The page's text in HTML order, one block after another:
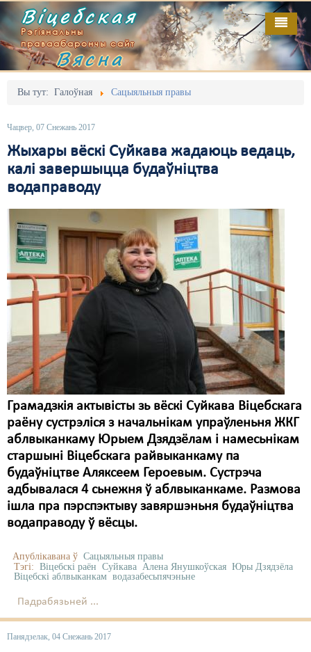
Віцебская
Рэгіянальны
праваабарончы сайт
Вясна
Вы тут: Галоўная Сацыяльныя правы
Чацвер, 07 Снежань 2017
Жыхары вёскі Суйкава жадаюць ведаць,
калі завершыцца будаўніцтва
водаправоду
Грамадзкія актывісты зь вёскі Суйкава Віцебскага
раёну сустрэліся з начальнікам упраўленьня ЖКГ
аблвыканкаму Юрыем Дзядзёлам і намесьнікам
старшыні Віцебскага райвыканкаму па
будаўніцтве Аляксеем Героевым. Сустрэча
адбывалася 4 сьнежня ў аблвыканкаме. Размова
ішла пра пэрспэктыву завяршэньня будаўніцтва
водаправоду ў вёсцы.
Апублікавана ў Сацыяльныя правы
Тэгі: Віцебскі раён Суйкава Алена Янушкоўская Юры Дзядзёла
Віцебскі аблвыканкам водазабесьпячэньне
Падрабязьней ...
Панядзелак, 04 Снежань 2017
Галоўная
Адміністрацыйны перасьлед
Безбар'ернае асяродзьдзе
Выбары
Дзяржава
Дыскрымінацыя
Затрыманьні
Карная псыхіятрыя
КПЧ ААН
Культурныя правы
ЛПП
Мігранты
Мірныя сходы
Палітвязьні
Праваабаронцы
Пэнітэнцыярная сыстэма
Рознае
Выданьні
Кантакт
Пра нас